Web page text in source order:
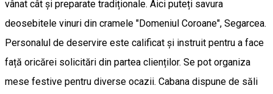
vânat cât și preparate tradiționale. Aici puteți savura
deosebitele vinuri din cramele "Domeniul Coroane", Segarcea.
Personalul de deservire este calificat și instruit pentru a face
față oricărei solicitări din partea clienților. Se pot organiza
mese festive pentru diverse ocazii. Cabana dispune de săli